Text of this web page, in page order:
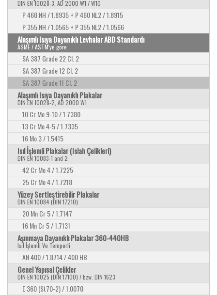
DIN EN 10028-3, AD 2000 W1 / W10
P 460 NH / 1.8935 + P 460 NL2 / 1.8915
P 355 NH / 1.0565 + P 355 NL2 / 1.0566
Alaşımlı Isıya Dayanıklı Levhalar ABD Standardı
ASME / ASTM'ye göre
SA 387 Grade 22 Cl. 2
SA 387 Grade 12 Cl. 2
SA 387 Grade 11 Cl. 2
Alaşımlı Isıya Dayanıklı Plakalar
DIN EN 10028-2, AD 2000 W1
10 Cr Mo 9-10 / 1.7380
13 Cr Mo 4-5 / 1.7335
16 Mo 3 / 1.5415
Isıl İşlemli Plakalar (Islah Çelikleri)
DIN EN 10083-1 and 2
42 Cr Mo 4 / 1.7225
25 Cr Mo 4 / 1.7218
Yüzey Sertleştirebilir Plakalar
DIN EN 10084 (DIN 17210)
20 Mn Cr 5 / 1.7147
16 Mn Cr 5 / 1.7131
Aşınmaya Dayanıklı Plakalar 360-440HB
Isıl İşlemli Ve Temperli
AN 400 / 1.8714 / 400 HB
Genel Yapısal Çelikler
DIN EN 10025 (DIN 17100) / bzw. DIN 1623
E 360 (St70-2) / 1.0070